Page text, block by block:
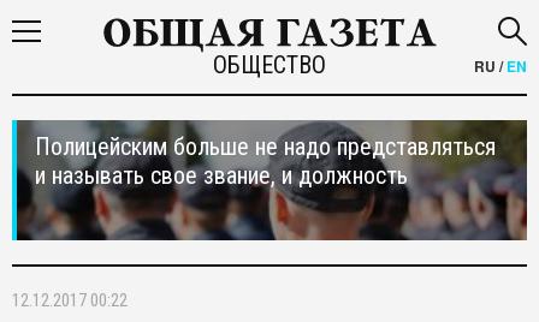
ОБЩЕСТВО RU /EN
Полицейским больше не надо представляться
и называть свое звание, и должность
12.12.2017 00:22